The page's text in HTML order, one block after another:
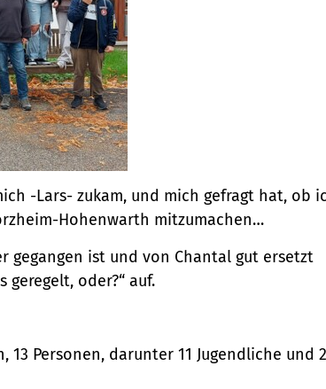
-Lars- zukam, und mich gefragt hat, ob
Hohenwarth mitzumachen…
gegangen ist und von Chantal gut ersetzt
geregelt, oder?“ auf.
13 Personen, darunter 11 Jugendliche und 2